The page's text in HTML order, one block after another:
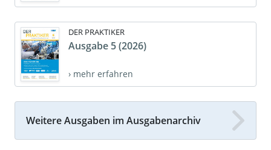
DER PRAKTIKER
Ausgabe 5 (2026)
› mehr erfahren
Weitere Ausgaben im Ausgabenarchiv